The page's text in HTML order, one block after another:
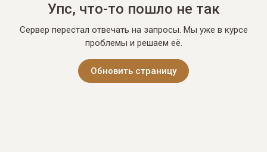
Упс, что-то пошло не так
Сервер перестал отвечать на запросы. Мы уже в курсе
проблемы и решаем её.
Обновить страницу